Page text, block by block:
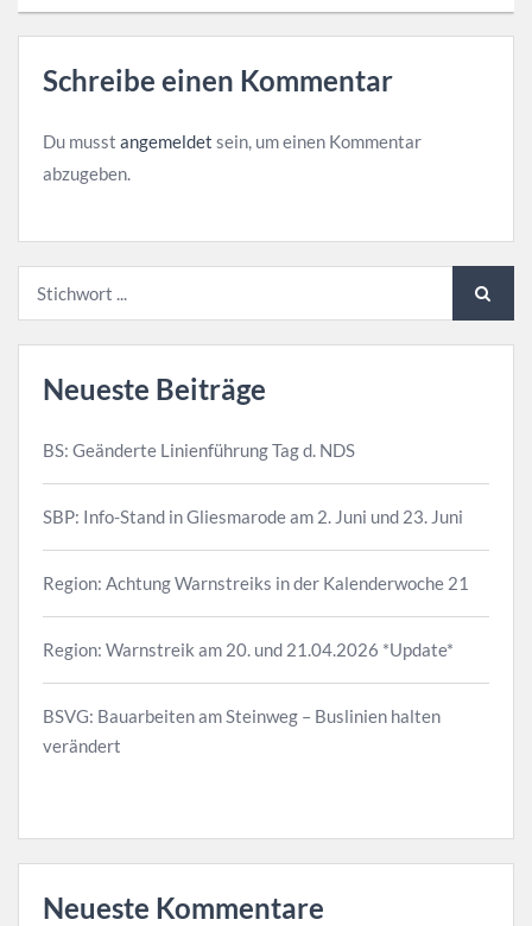
Schreibe einen Kommentar
Du musst angemeldet sein, um einen Kommentar
abzugeben.
Neueste Beiträge
BS: Geänderte Linienführung Tag d. NDS
SBP: Info-Stand in Gliesmarode am 2. Juni und 23. Juni
Region: Achtung Warnstreiks in der Kalenderwoche 21
Region: Warnstreik am 20. und 21.04.2026 *Update*
BSVG: Bauarbeiten am Steinweg – Buslinien halten
verändert
Neueste Kommentare